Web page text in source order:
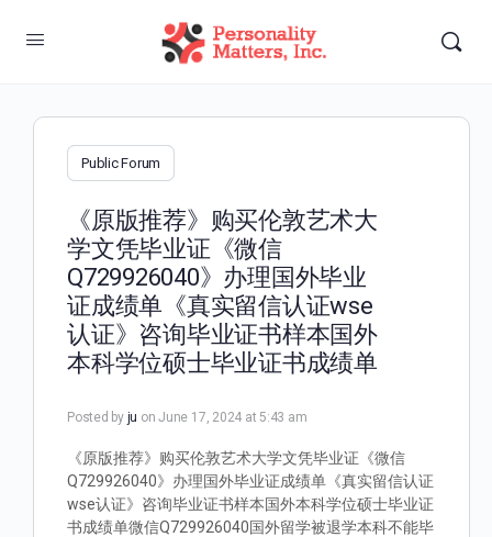
Public Forum
《原版推荐》购买伦敦艺术大
学文凭毕业证《微信
Q729926040》办理国外毕业
证成绩单《真实留信认证wse
认证》咨询毕业证书样本国外
本科学位硕士毕业证书成绩单
Posted by ju on June 17, 2024 at 5:43 am
《原版推荐》购买伦敦艺术大学文凭毕业证《微信
Q729926040》办理国外毕业证成绩单《真实留信认证
wse认证》咨询毕业证书样本国外本科学位硕士毕业证
书成绩单微信Q729926040国外留学被退学本科不能毕